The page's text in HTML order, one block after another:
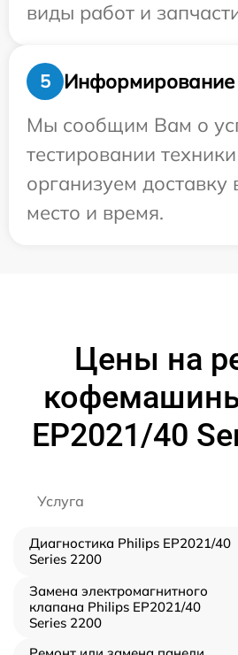
виды работ и
5
Информирование
Мы сообщим Вам о
тестировании
организуем доставку
место и время.
Цены на
EP2021/40
Услуга
Диагностика Philips EP2021/40
Series 2200
Замена электромагнитного
клапана Philips EP2021/40
Series 2200